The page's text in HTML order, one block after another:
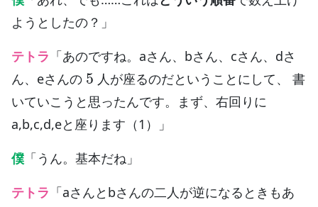
ようとしたの？」
テトラ 「あのですね。aさん、bさん、cさん、dさ
ん、eさんの
5
人が座るのだということにして、 書
いていこうと思ったんです。まず、右回りに
a,b,c,d,eと座ります（1）」
僕 「うん。基本だね」
テトラ 「aさんとbさんの二人が逆になるときもあ